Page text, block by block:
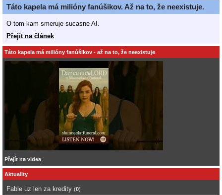
Táto kapela má milióny fanúšikov. Až na to, že neexistuje.
O tom kam smeruje sucasne AI.
Přejít na článek
Táto kapela má milióny fanúšikov - až na to, že neexistuje
Přejít na videa
Aktuality
Fable uz len za kredity (0)